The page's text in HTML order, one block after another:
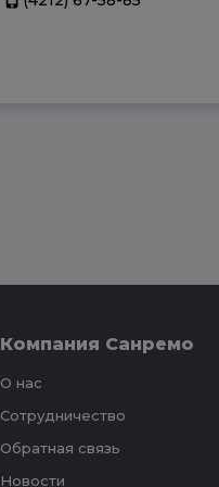
Компания Санремо
О нас
Сотрудничество
Обратная связь
Новости